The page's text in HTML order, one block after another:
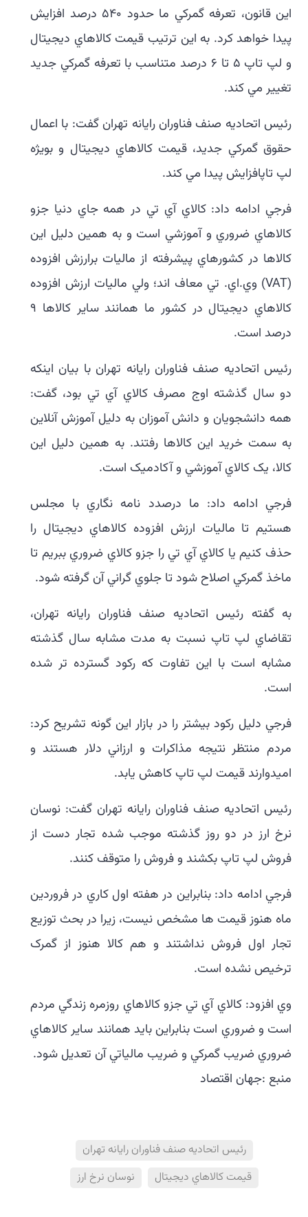
اين قانون، تعرفه گمرکي ما حدود ۵۴۰ درصد افزايش
پيدا خواهد کرد. به اين ترتيب قيمت کالاهاي ديجيتال
و لپ تاپ ۵ تا ۶ درصد متناسب با تعرفه گمرکي جديد
تغيير مي کند.
رئيس اتحاديه صنف فناوران رايانه تهران گفت: با اعمال
حقوق گمرکي جديد، قيمت کالاهاي ديجيتال و بويژه
لپ تاپافزايش پيدا مي کند.
فرجي ادامه داد: کالاي آي تي در همه جاي دنيا جزو
کالاهاي ضروري و آموزشي است و به همين دليل اين
کالاها در کشورهاي پيشرفته از ماليات برارزش افزوده
(‎VAT) وي.اي. تي معاف اند؛ ولي ماليات ارزش افزوده
کالاهاي ديجيتال در کشور ما همانند ساير کالاها ۹
درصد است.
رئيس اتحاديه صنف فناوران رايانه تهران با بيان اينکه
دو سال گذشته اوج مصرف کالاي آي تي بود، گفت:
همه دانشجويان و دانش آموزان به دليل آموزش آنلاين
به سمت خريد اين کالاها رفتند. به همين دليل اين
کالا، يک کالاي آموزشي و آکادميک است.
فرجي ادامه داد: ما درصدد نامه نگاري با مجلس
هستيم تا ماليات ارزش افزوده کالاهاي ديجيتال را
حذف کنيم يا کالاي آي تي را جزو کالاي ضروري ببريم تا
ماخذ گمرکي اصلاح شود تا جلوي گراني آن گرفته شود.
به گفته رئيس اتحاديه صنف فناوران رايانه تهران،
تقاضاي لپ تاپ نسبت به مدت مشابه سال گذشته
مشابه است با اين تفاوت که رکود گسترده تر شده
است.
فرجي دليل رکود بيشتر را در بازار اين گونه تشريح کرد:
مردم منتظر نتيجه مذاکرات و ارزاني دلار هستند و
اميدوارند قيمت لپ تاپ کاهش يابد.
رئيس اتحاديه صنف فناوران رايانه تهران گفت: نوسان
نرخ ارز در دو روز گذشته موجب شده تجار دست از
فروش لپ تاپ بکشند و فروش را متوقف کنند.
فرجي ادامه داد: بنابراين در هفته اول کاري در فروردين
ماه هنوز قيمت ها مشخص نيست، زيرا در بحث توزيع
تجار اول فروش نداشتند و هم کالا هنوز از گمرک
ترخيص نشده است.
وي افزود: کالاي آي تي جزو کالاهاي روزمره زندگي مردم
است و ضروري است بنابراين بايد همانند ساير کالاهاي
ضروري ضريب گمرکي و ضريب مالياتي آن تعديل شود.
منبع :جهان اقتصاد
رئيس اتحاديه صنف فناوران رايانه تهران
قيمت کالاهاي ديجيتال
نوسان نرخ ارز